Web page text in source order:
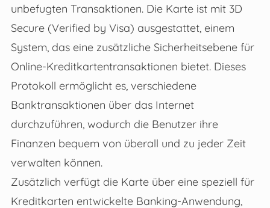
unbefugten Transaktionen. Die Karte ist mit 3D
Secure (Verified by Visa) ausgestattet, einem
System, das eine zusätzliche Sicherheitsebene für
Online-Kreditkartentransaktionen bietet. Dieses
Protokoll ermöglicht es, verschiedene
Banktransaktionen über das Internet
durchzuführen, wodurch die Benutzer ihre
Finanzen bequem von überall und zu jeder Zeit
verwalten können.
Zusätzlich verfügt die Karte über eine speziell für
Kreditkarten entwickelte Banking-Anwendung,